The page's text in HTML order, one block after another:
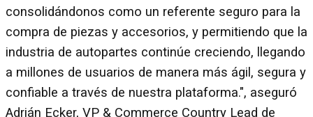
consolidándonos como un referente seguro para la
compra de piezas y accesorios, y permitiendo que la
industria de autopartes continúe creciendo, llegando
a millones de usuarios de manera más ágil, segura y
confiable a través de nuestra plataforma.", aseguró
Adrián Ecker, VP & Commerce Country Lead de